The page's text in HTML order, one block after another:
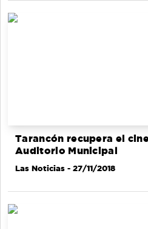
Tarancón recupera el
Auditorio Municipal
Las Noticias - 27/11/2018